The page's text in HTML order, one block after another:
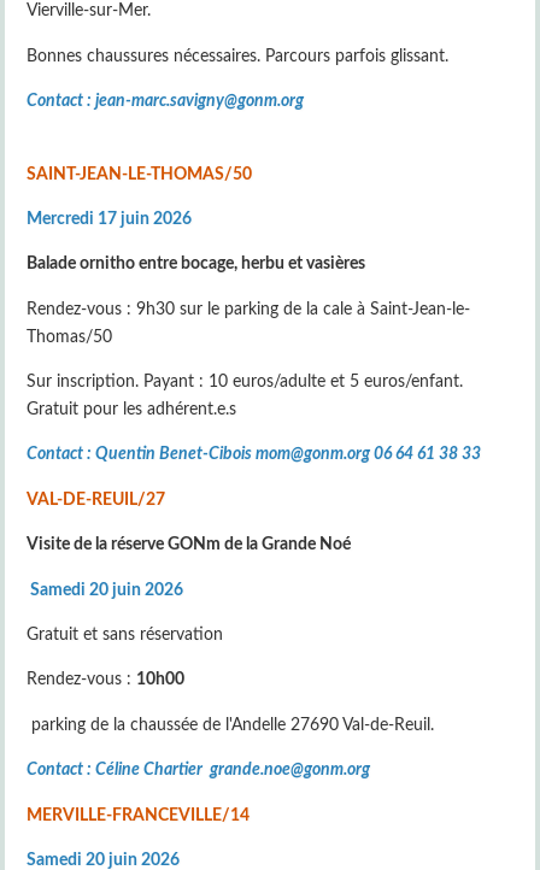
Vierville-sur-Mer.
Bonnes chaussures nécessaires. Parcours parfois glissant.
Contact : jean-marc.savigny@gonm.org
SAINT-JEAN-LE-THOMAS/50
Mercredi 17 juin 2026
Balade ornitho entre bocage, herbu et vasières
Rendez-vous : 9h30 sur le parking de la cale à Saint-Jean-le-
Thomas/50
Sur inscription. Payant : 10 euros/adulte et 5 euros/enfant.
Gratuit pour les adhérent.e.s
Contact : Quentin Benet-Cibois mom@gonm.org 06 64 61 38 33
VAL-DE-REUIL/27
Visite de la réserve GONm de la Grande Noé
Samedi 20 juin 2026
Gratuit et sans réservation
Rendez-vous : 10h00
parking de la chaussée de l'Andelle 27690 Val-de-Reuil.
Contact : Céline Chartier grande.noe@gonm.org
MERVILLE-FRANCEVILLE/14
Samedi 20 juin 2026